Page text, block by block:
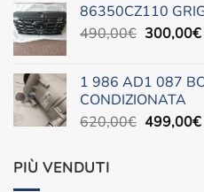
originale
era:
è:
86350CZ110
490,00€ Il
era:
490,00€.
300,00€Il
1 986 AD1 087
CONDIZIONATA
620,00€ Il
499,00€Il
PIÙ VENDUTI